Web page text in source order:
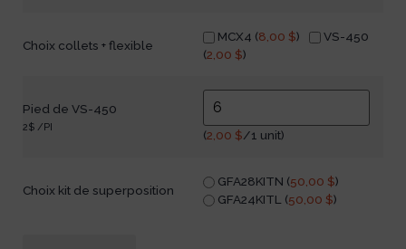
Choix collets + flexible
MCX4 (8,00 $)
VS-450
(2,00 $)
Pied de VS-450
2$ /PI
(2,00 $/1 unit)
Choix kit de superposition
GFA28KITN (50,00 $)
GFA24KITL (50,00 $)